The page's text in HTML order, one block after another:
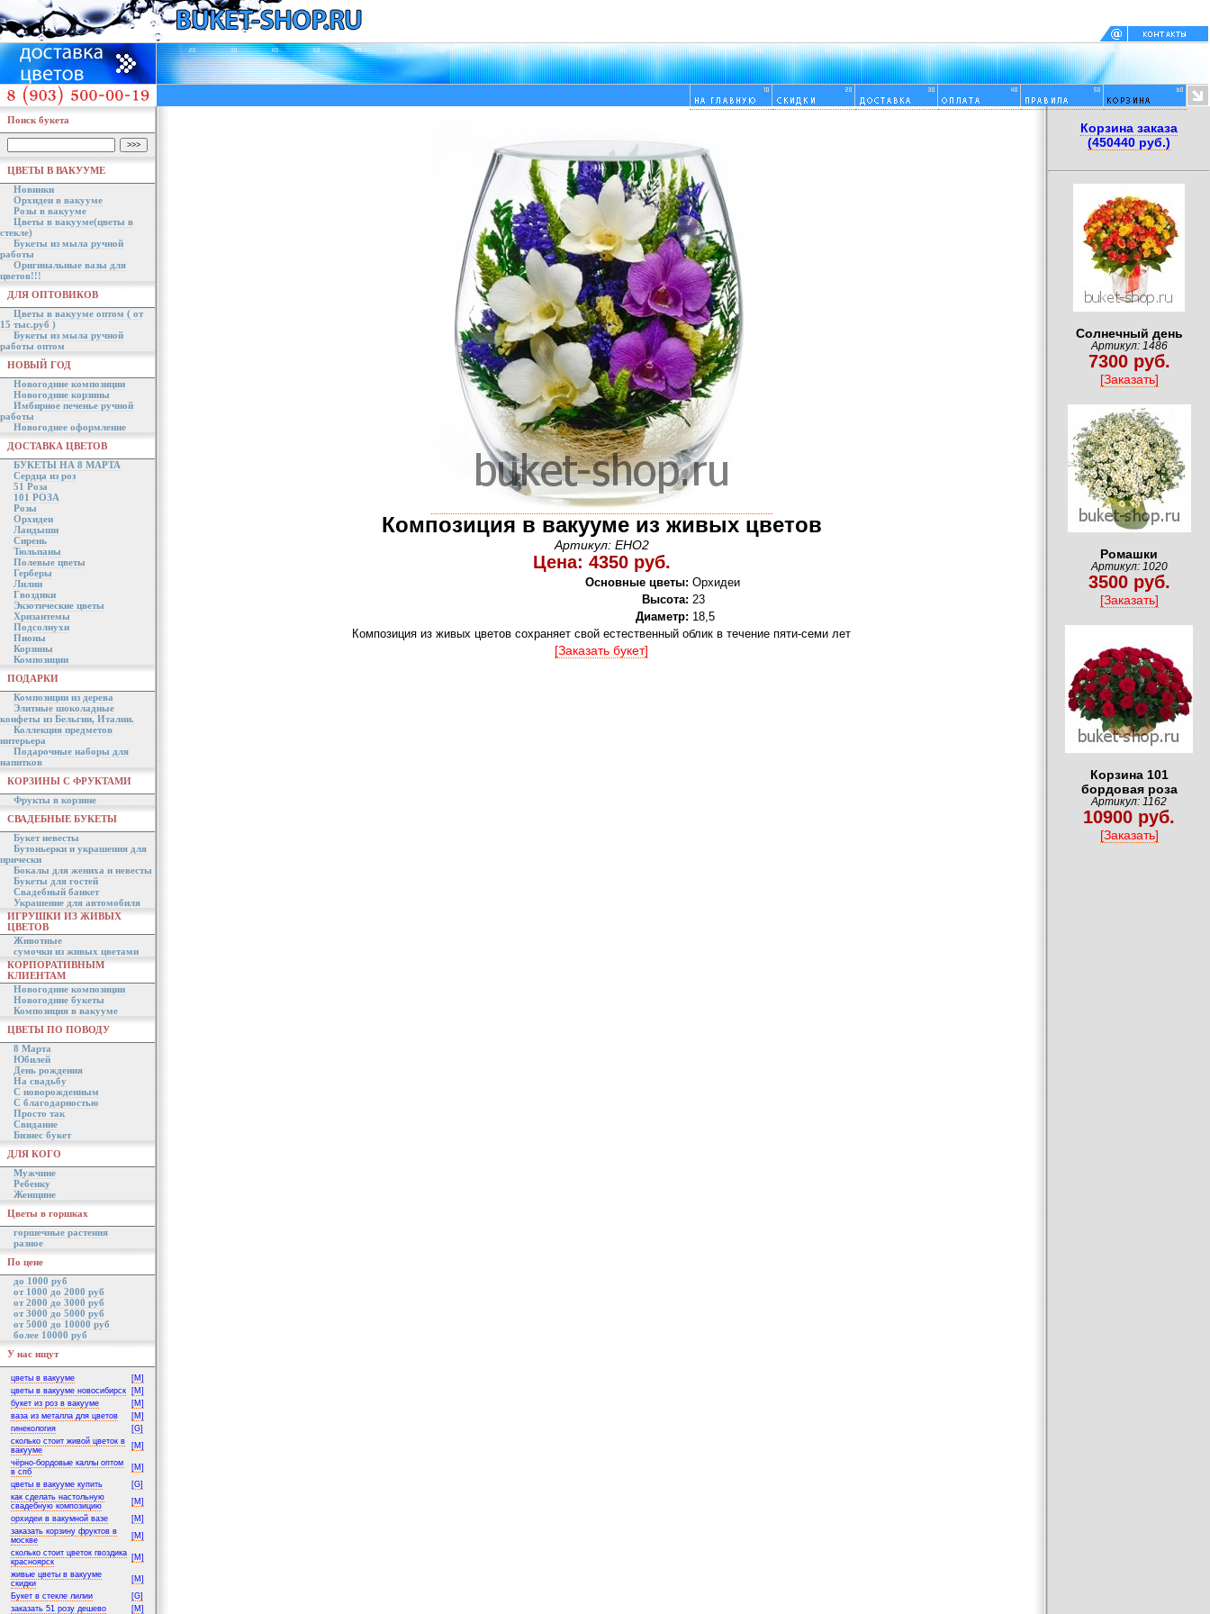
Поиск букета
ЦВЕТЫ В ВАКУУМЕ
Новинки
Орхидеи в вакууме
Розы в вакууме
Цветы в вакууме(цветы в
стекле)
Букеты из мыла ручной
работы
Оригинальные вазы для
цветов!!!
ДЛЯ ОПТОВИКОВ
Цветы в вакууме оптом ( от
15 тыс.руб )
Букеты из мыла ручной
работы оптом
НОВЫЙ ГОД
Новогодние композиции
Новогодние корзины
Имбирное печенье ручной
работы
Новогоднее оформление
ДОСТАВКА ЦВЕТОВ
БУКЕТЫ НА 8 МАРТА
Сердца из роз
51 Роза
101 РОЗА
Розы
Орхидеи
Ландыши
Сирень
Тюльпаны
Полевые цветы
Герберы
Лилии
Гвоздики
Экзотические цветы
Хризантемы
Подсолнухи
Пионы
Корзины
Композиции
ПОДАРКИ
Композиции из дерева
Элитные шоколадные
конфеты из Бельгии, Италии.
Коллекция предметов
интерьера
Подарочные наборы для
напитков
КОРЗИНЫ С ФРУКТАМИ
Фрукты в корзине
СВАДЕБНЫЕ БУКЕТЫ
Букет невесты
Бутоньерки и украшения для
прически
Бокалы для жениха и невесты
Букеты для гостей
Свадебный банкет
Украшение для автомобиля
ИГРУШКИ ИЗ ЖИВЫХ
ЦВЕТОВ
Животные
сумочки из живых цветами
КОРПОРАТИВНЫМ
КЛИЕНТАМ
Новогодние композиции
Новогодние букеты
Композиция в вакууме
ЦВЕТЫ ПО ПОВОДУ
8 Марта
Юбилей
День рождения
На свадьбу
С новорожденным
С благодарностью
Просто так
Свидание
Бизнес букет
ДЛЯ КОГО
Мужчине
Ребенку
Женщине
Цветы в горшках
горшечные растения
разное
По цене
до 1000 руб
от 1000 до 2000 руб
от 2000 до 3000 руб
от 3000 до 5000 руб
от 5000 до 10000 руб
более 10000 руб
У нас ищут
цветы в вакууме
[M]
цветы в вакууме новосибирск
[M]
букет из роз в вакууме
[M]
ваза из металла для цветов
[M]
гинекология
[G]
сколько стоит живой цветок в
вакууме
[M]
чёрно-бордовые каллы оптом
в спб
[M]
цветы в вакууме купить
[G]
как сделать настольную
свадебную композицию
[M]
орхидеи в вакумной вазе
[M]
заказать корзину фруктов в
москве
[M]
сколько стоит цветок гвоздика
красноярск
[M]
живые цветы в вакууме
скидки
[M]
Букет в стекле лилии
[G]
заказать 51 розу дешево
[M]
Композиция в вакууме из живых цветов
Артикул: EHO2
Цена: 4350 руб.
Основные цветы: Орхидеи
Высота: 23
Диаметр: 18,5
Композиция из живых цветов сохраняет свой естественный облик в течение пяти-семи лет
[Заказать букет]
Корзина заказа
(450440 руб.)
Солнечный день
Артикул: 1486
7300 руб.
[Заказать]
Ромашки
Артикул: 1020
3500 руб.
[Заказать]
Корзина 101
бордовая роза
Артикул: 1162
10900 руб.
[Заказать]